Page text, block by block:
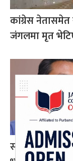
कांग्रेस
जंगलमा मृत
स्वर्णिमलाई